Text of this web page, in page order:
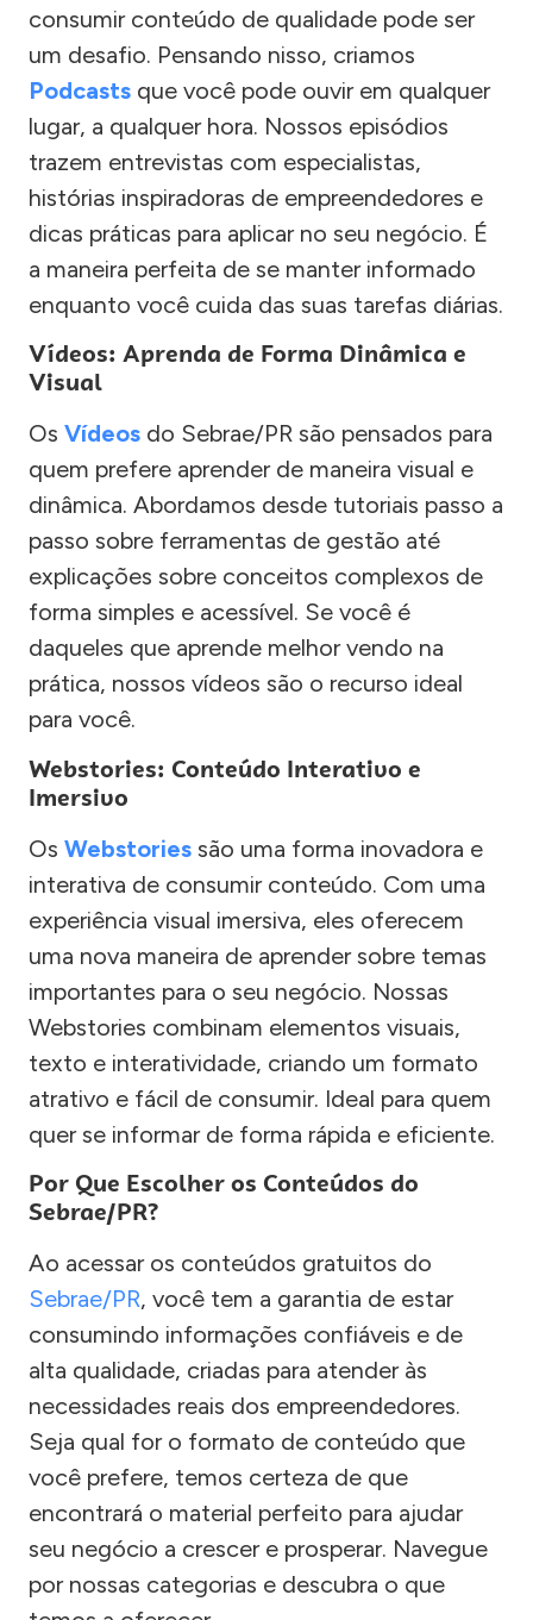
consumir conteúdo de qualidade pode ser
um desafio. Pensando nisso, criamos
Podcasts que você pode ouvir em qualquer
lugar, a qualquer hora. Nossos episódios
trazem entrevistas com especialistas,
histórias inspiradoras de empreendedores e
dicas práticas para aplicar no seu negócio. É
a maneira perfeita de se manter informado
enquanto você cuida das suas tarefas diárias.
Vídeos: Aprenda de Forma Dinâmica e
Visual
Os Vídeos do Sebrae/PR são pensados para
quem prefere aprender de maneira visual e
dinâmica. Abordamos desde tutoriais passo a
passo sobre ferramentas de gestão até
explicações sobre conceitos complexos de
forma simples e acessível. Se você é
daqueles que aprende melhor vendo na
prática, nossos vídeos são o recurso ideal
para você.
Webstories: Conteúdo Interativo e
Imersivo
Os Webstories são uma forma inovadora e
interativa de consumir conteúdo. Com uma
experiência visual imersiva, eles oferecem
uma nova maneira de aprender sobre temas
importantes para o seu negócio. Nossas
Webstories combinam elementos visuais,
texto e interatividade, criando um formato
atrativo e fácil de consumir. Ideal para quem
quer se informar de forma rápida e eficiente.
Por Que Escolher os Conteúdos do
Sebrae/PR?
Ao acessar os conteúdos gratuitos do
Sebrae/PR, você tem a garantia de estar
consumindo informações confiáveis e de
alta qualidade, criadas para atender às
necessidades reais dos empreendedores.
Seja qual for o formato de conteúdo que
você prefere, temos certeza de que
encontrará o material perfeito para ajudar
seu negócio a crescer e prosperar. Navegue
por nossas categorias e descubra o que